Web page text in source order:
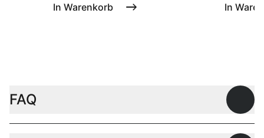
In Warenkorb In
FAQ